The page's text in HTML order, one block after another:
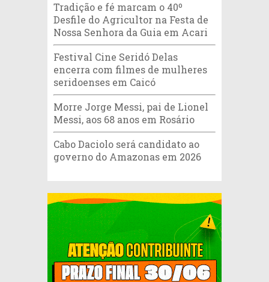
Tradição e fé marcam o 40º
Desfile do Agricultor na Festa de
Nossa Senhora da Guia em Acari
Festival Cine Seridó Delas
encerra com filmes de mulheres
seridoenses em Caicó
Morre Jorge Messi, pai de Lionel
Messi, aos 68 anos em Rosário
Cabo Daciolo será candidato ao
governo do Amazonas em 2026